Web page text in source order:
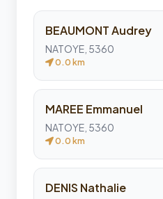
BEAUMONT Audrey
NATOYE, 5360
0.0 km
MAREE Emmanuel
NATOYE, 5360
0.0 km
DENIS Nathalie